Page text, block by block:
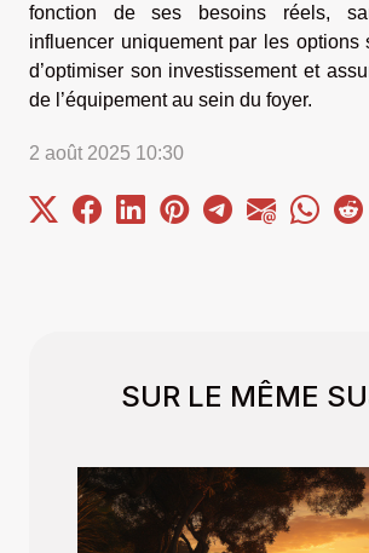
fonction de ses besoins réels,
influencer uniquement par les options
d’optimiser son investissement et
de l’équipement au sein du foyer.
2 août 2025 10:30
SUR LE MÊME